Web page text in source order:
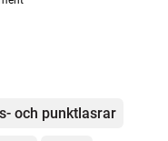
och punktlasrar